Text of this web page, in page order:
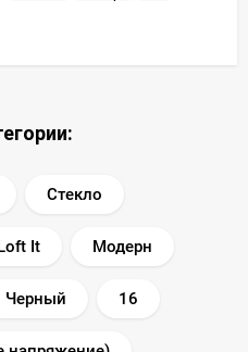
Стекло
It Модерн
Черный 16